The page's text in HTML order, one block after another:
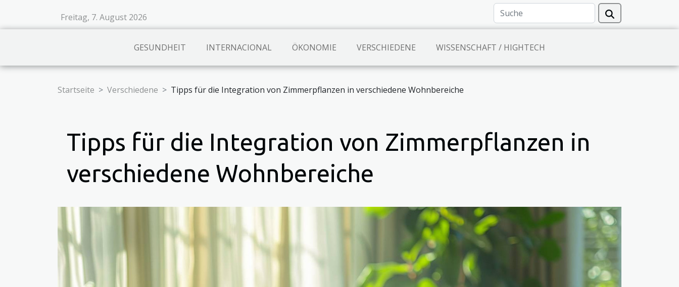
Freitag, 7. August 2026
GESUNDHEIT INTERNACIONAL ÖKONOMIE VERSCHIEDENE WISSENSCHAFT / HIGHTECH
Startseite Verschiedene Tipps für die Integration von Zimmerpflanzen in verschiedene Wohnbereiche
Tipps für die Integration von Zimmerpflanzen in
verschiedene Wohnbereiche